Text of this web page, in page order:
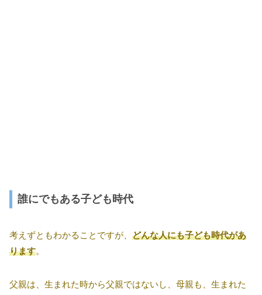
誰にでもある子ども時代
考えずともわかることですが、 どんな人にも子ども時代があ
ります。
父親は、生まれた時から父親ではないし、母親も、生まれた